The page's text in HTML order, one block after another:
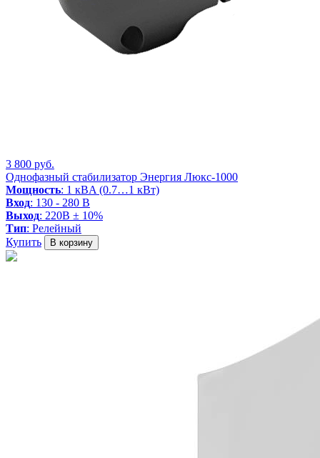
3 800 руб.
Однофазный стабилизатор Энергия Люкс-1000
Мощность: 1 кВA (0.7…1 кВт)
Вход: 130 - 280 В
Выход: 220В ± 10%
Тип: Релейный
Купить
В корзину